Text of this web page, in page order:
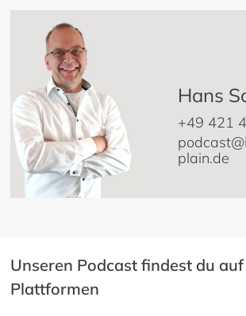
Hans
+49 421
plain.de
Unseren Podcast findest du
Plattformen